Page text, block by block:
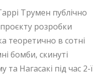
Трумен публічно
розробки
теоретично в сотні
бомби, скинуті
Нагасакі під час 2-ї